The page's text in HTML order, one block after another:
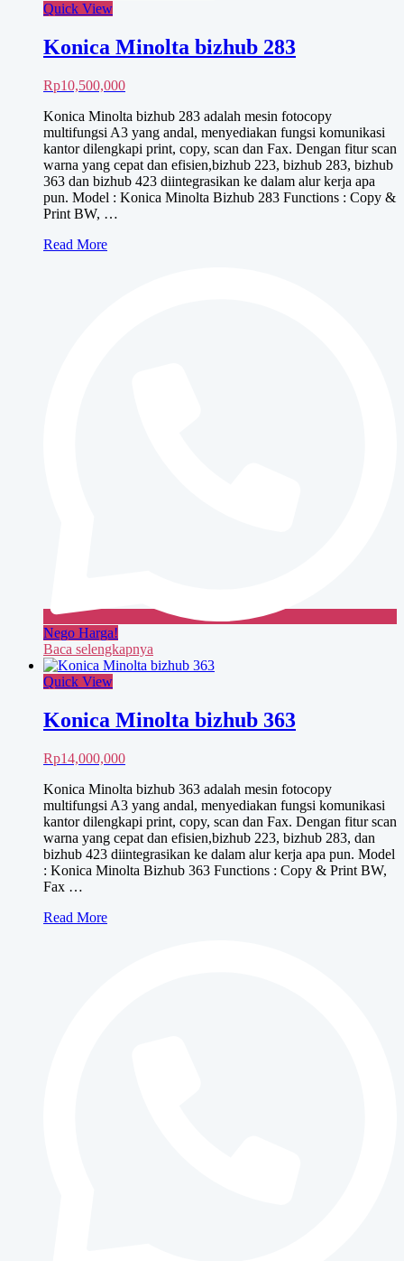
Quick View
Konica Minolta bizhub 283
Rp10,500,000
Konica Minolta bizhub 283 adalah mesin fotocopy
multifungsi A3 yang andal, menyediakan fungsi komunikasi
kantor dilengkapi print, copy, scan dan Fax. Dengan fitur scan
warna yang cepat dan efisien,bizhub 223, bizhub 283, bizhub
363 dan bizhub 423 diintegrasikan ke dalam alur kerja apa
pun. Model : Konica Minolta Bizhub 283 Functions : Copy &
Print BW, …
Konica
Read More
Nego Harga!
Baca selengkapnya
Quick View
Konica Minolta bizhub 363
Rp14,000,000
Konica Minolta bizhub 363 adalah mesin fotocopy
multifungsi A3 yang andal, menyediakan fungsi komunikasi
kantor dilengkapi print, copy, scan dan Fax. Dengan fitur scan
warna yang cepat dan efisien,bizhub 223, bizhub 283, dan
bizhub 423 diintegrasikan ke dalam alur kerja apa pun. Model
: Konica Minolta Bizhub 363 Functions : Copy & Print BW,
Fax …
Konica
Read More